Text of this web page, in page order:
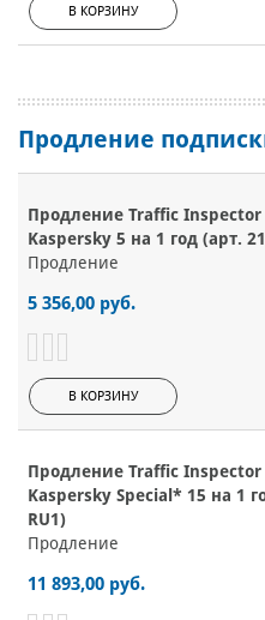
В КОРЗИНУ
Продление
Продление Traffic
Kaspersky 5 на 1 год (арт.
Продление
5 356,00 руб.
В КОРЗИНУ
Продление Traffic
Kaspersky Special* 15 на 1
RU1)
Продление
11 893,00 руб.